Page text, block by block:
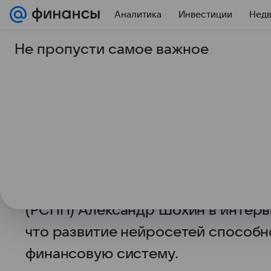
Аналитика Инвестиции
14 мая 2026 Финансы Mail
Александр Шохин
Искусственный интеллект может
для отдельных профессий, но и
Глава Российского союза
(РСПП) Александр Шохин в
что развитие нейросетей
финансовую систему.
Не пропусти самое важное